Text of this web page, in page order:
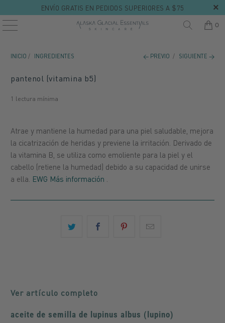
ENVÍO GRATIS EN PEDIDOS SUPERIORES A $75
0
INICIO / INGREDIENTES ← PREVIO / SIGUIENTE →
pantenol (vitamina b5)
1 lectura mínima
Atrae y mantiene la humedad para una piel saludable, mejora
la cicatrización de heridas y previene la irritación. Derivado de
la vitamina B, se utiliza como emoliente para la piel y el
cabello (retiene la humedad) debido a su capacidad de unirse
a ella. EWG Más información .
Ver artículo completo
aceite de semilla de lupinus albus (lupino)